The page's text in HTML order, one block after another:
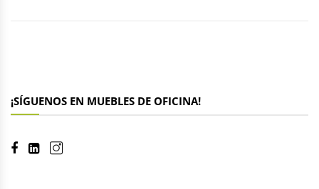
¡SÍGUENOS EN MUEBLES DE OFICINA!